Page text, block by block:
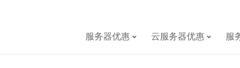
服务器优惠 云服务器优惠 服